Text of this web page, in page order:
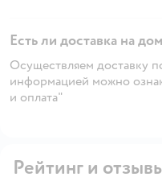
Есть ли доставка на
Осуществляем доставку
информацией можно
и оплата"
Рейтинг и